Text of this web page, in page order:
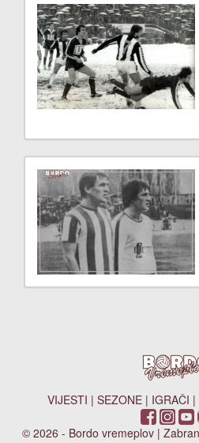
VIJESTI | SEZONE| IGRAČI |
© 2026 - Bordo vremeplov |